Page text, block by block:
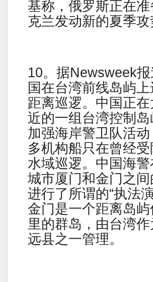
基称，俄罗斯正在
克兰发动新的夏季攻
10。据Newsweek报
国在台湾前线岛屿
距离巡逻。中国正
近的一组台湾​​控制岛
加强海岸警卫队活动
多机构船只在曾经受
水域巡逻。中国海警
城市厦门和金门之
进行了所谓的“执法演
金门是一个距离岛
里的群岛，由台湾作
远县之一管理。